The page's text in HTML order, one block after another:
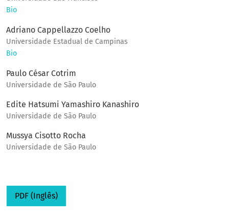
Bio
Adriano Cappellazzo Coelho
Universidade Estadual de Campinas
Bio
Paulo César Cotrim
Universidade de São Paulo
Edite Hatsumi Yamashiro Kanashiro
Universidade de São Paulo
Mussya Cisotto Rocha
Universidade de São Paulo
PDF (Inglês)